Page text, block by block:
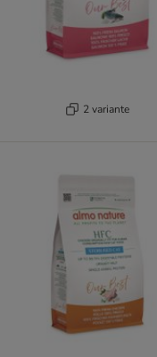
2 variante